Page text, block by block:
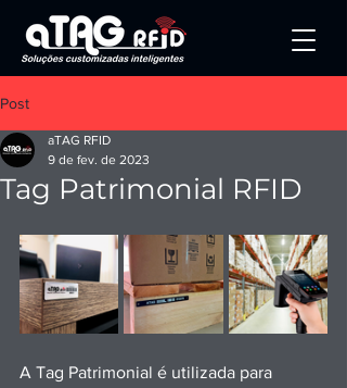
Post
Tag Patrimonial RFID
aTAG RFID
9 de fev. de 2023
A Tag Patrimonial é utilizada para